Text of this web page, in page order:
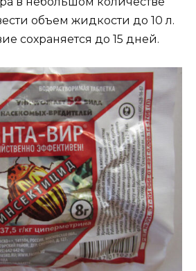
объем жидкости до 10 л.
сохраняется до 15 дней.